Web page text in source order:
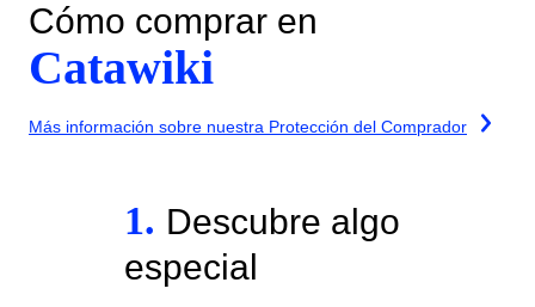
Cómo comprar en
Catawiki
Más información sobre nuestra Protección del Comprador
1. Descubre algo
especial